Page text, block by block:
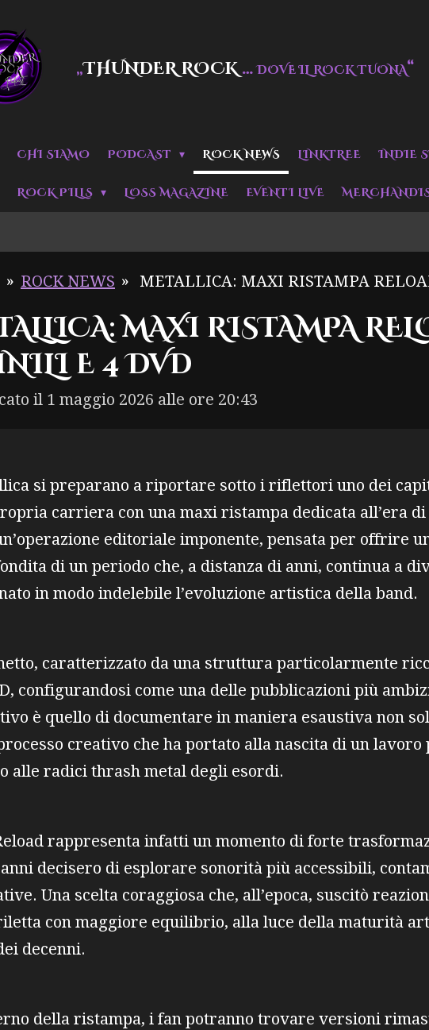
„THUNDER ROCK…DOVE IL ROCK TUONA“
CHI SIAMO PODCAST ROCK NEWS LINKTREE INDIE
ROCK PILLS LOSS MAGAZINE EVENTI LIVE
» ROCK NEWS » METALLICA: MAXI RISTAMPA
MAXI RISTAMPA
E 4 DVD
il 1 maggio 2026 alle ore 20:43
si preparano a riportare sotto i riflettori uno dei
carriera con una maxi ristampa dedicata all’era
editoriale imponente, pensata per offrire
di un periodo che, a distanza di anni, continua a
in modo indelebile l’evoluzione artistica della band.
caratterizzato da una struttura particolarmente
configurandosi come una delle pubblicazioni più
è quello di documentare in maniera esaustiva non
creativo che ha portato alla nascita di un
alle radici thrash metal degli esordi.
rappresenta infatti un momento di forte
decisero di esplorare sonorità più accessibili,
Una scelta coraggiosa che, all’epoca, suscitò
con maggiore equilibrio, alla luce della maturità
decenni.
della ristampa, i fan potranno trovare versioni